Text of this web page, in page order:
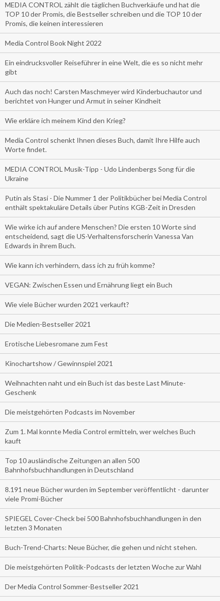
MEDIA CONTROL zählt die täglichen Buchverkäufe und hat die
TOP 10 der Promis, die Bestseller schreiben und die TOP 10 der
Promis, die keinen interessieren
Media Control Book Night 2022
Ein eindrucksvoller Reiseführer in eine Welt, die es so nicht mehr
gibt
Auch das noch! Carsten Maschmeyer wird Kinderbuchautor und
berichtet von Hunger und Armut in seiner Kindheit
Wie erkläre ich meinem Kind den Krieg?
Media Control schenkt Ihnen dieses Buch, damit Ihre Hilfe auch
Worte findet.
MEDIA CONTROL Musik-Tipp - Udo Lindenbergs Song für die
Ukraine
Putin als Stasi - Die Nummer 1 der Politikbücher bei Media Control
enthält spektakuläre Details über Putins KGB-Zeit in Dresden
Wie wirke ich auf andere Menschen? Die ersten 10 Worte sind
entscheidend, sagt die US-Verhaltensforscherin Vanessa Van
Edwards in ihrem Buch.
Wie kann ich verhindern, dass ich zu früh komme?
VEGAN: Zwischen Essen und Ernährung liegt ein Buch
Wie viele Bücher wurden 2021 verkauft?
Die Medien-Bestseller 2021
Erotische Liebesromane zum Fest
Kinochartshow / Gewinnspiel 2021
Weihnachten naht und ein Buch ist das beste Last Minute-
Geschenk
Die meistgehörten Podcasts im November
Zum 1. Mal konnte Media Control ermitteln, wer welches Buch
kauft
Top 10 ausländische Zeitungen an allen 500
Bahnhofsbuchhandlungen in Deutschland
8.191 neue Bücher wurden im September veröffentlicht - darunter
viele Promi-Bücher
SPIEGEL Cover-Check bei 500 Bahnhofsbuchhandlungen in den
letzten 3 Monaten
Buch-Trend-Charts: Neue Bücher, die gehen und nicht stehen.
Die meistgehörten Politik-Podcasts der letzten Woche zur Wahl
Der Media Control Sommer-Bestseller 2021